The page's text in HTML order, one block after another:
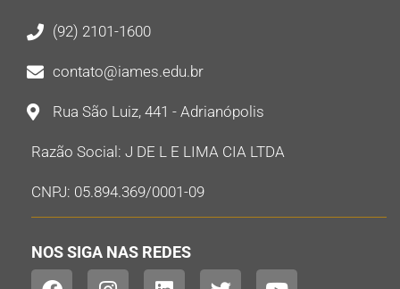
(92) 2101-1600
contato@iames.edu.br
Rua São Luiz, 441 - Adrianópolis
Razão Social: J DE L E LIMA CIA LTDA
CNPJ: 05.894.369/0001-09
NOS SIGA NAS REDES